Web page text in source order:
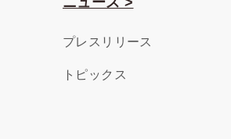
プレスリリース
トピックス